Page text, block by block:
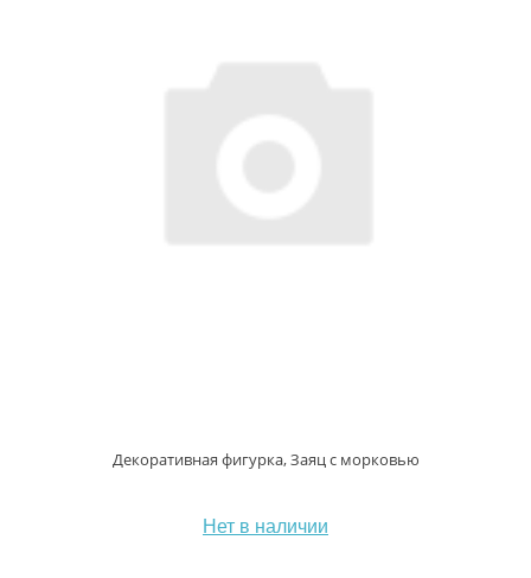
Декоративная фигурка, Заяц с морковью
Нет в наличии